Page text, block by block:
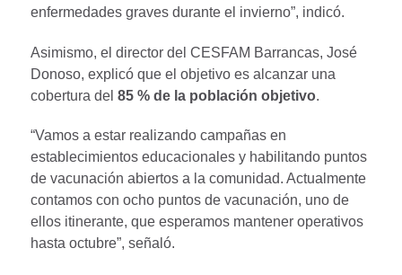
enfermedades graves durante el invierno”, indicó.
Asimismo, el director del CESFAM Barrancas, José
Donoso, explicó que el objetivo es alcanzar una
cobertura del 85 % de la población objetivo.
“Vamos a estar realizando campañas en
establecimientos educacionales y habilitando puntos
de vacunación abiertos a la comunidad. Actualmente
contamos con ocho puntos de vacunación, uno de
ellos itinerante, que esperamos mantener operativos
hasta octubre”, señaló.